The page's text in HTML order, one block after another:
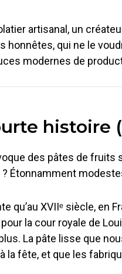
artisanal, un
honnêtes, qui ne le
modernes de
histoire
des pâtes de fruits
Étonnamment
qu’au XVIIᵉ siècle,
la cour royale de
La pâte lisse que
la fête, et que les